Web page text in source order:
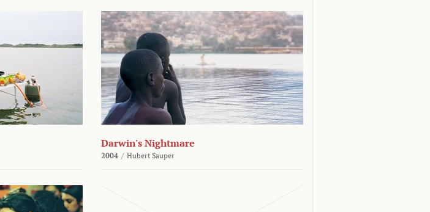
Darwin's Nightmare
2004 / Hubert Sauper